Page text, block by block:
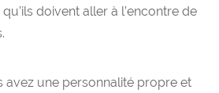
doivent aller à l’encontre de
avez une personnalité propre et